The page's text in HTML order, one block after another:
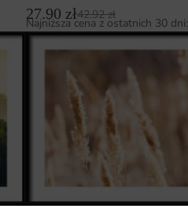
27.90 zł42.92zł
Najniższa cena z ostatnich 30 dni: